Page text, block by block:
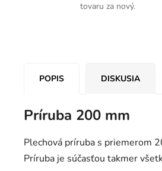
tovaru za nový.
POPIS DISKUSIA
Príruba 200 mm
Plechová príruba s priemerom
Príruba je súčasťou takmer